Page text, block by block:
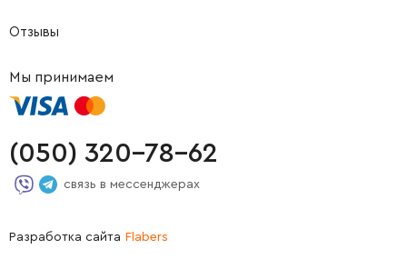
Отзывы
Мы принимаем
(050) 320-78-62
связь в мессенджерах
Разработка сайта Flabers